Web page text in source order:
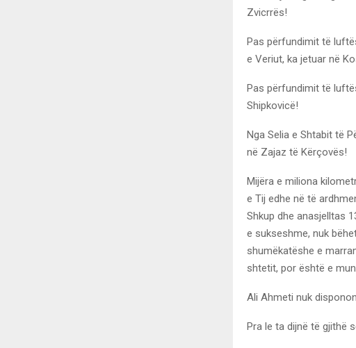
Zvicrrës!
Pas përfundimit të
e Veriut, ka jetuar në
Pas përfundimit të
Shipkovicë!
Nga Selia e Shtabit të
në Zajaz të Kërçovës!
Mijëra e miliona
e Tij edhe në të
Shkup dhe anasjelltas
e sukseshme, nuk
shumëkatëshe e
shtetit, por është e
Ali Ahmeti nuk
Pra le ta dijnë të gjithë